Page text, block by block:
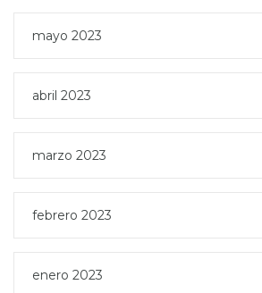
mayo 2023
abril 2023
marzo 2023
febrero 2023
enero 2023